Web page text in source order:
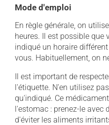
Mode d'emploi
En règle générale, on
heures. Il est possible
indiqué un horaire
vous. Habituellement, on
Il est important de
l'étiquette. N'en utilisez
qu'indiqué. Ce
l'estomac : prenez-le avec
d'éviter les aliments